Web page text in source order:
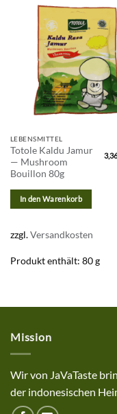
LEBENSMITTEL
Totole Kaldu Jamur
— Mushroom
Bouillon 80g
In den Warenkorb
zzgl.Versandkosten
Produkt enthält: 80g
Mission
Wir von JaVaTaste
der indonesischen